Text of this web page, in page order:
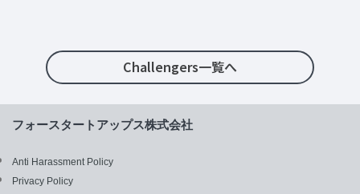
Challengers一覧へ
フォースタートアップス株式会社
Anti Harassment Policy
Privacy Policy